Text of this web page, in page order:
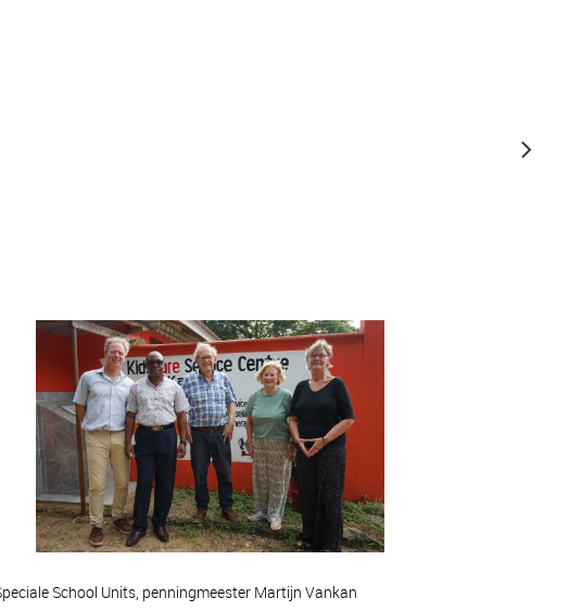
School Units, penningmeester Martijn Vankan